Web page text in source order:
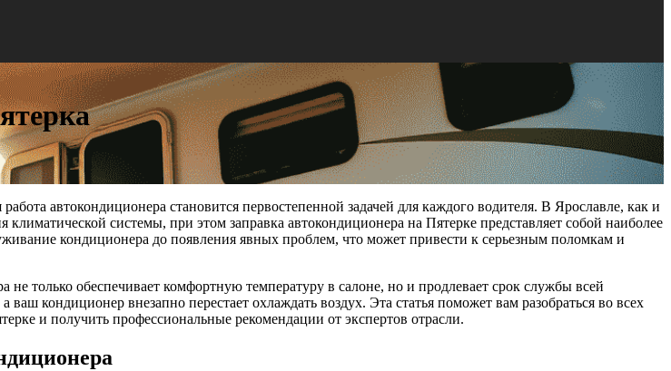
автокондиционера становится первостепенной задачей для каждого водителя. В Ярославле, как и
системы, при этом заправка автокондиционера на Пятерке представляет собой наиболее
кондиционера до появления явных проблем, что может привести к серьезным поломкам и
только обеспечивает комфортную температуру в салоне, но и продлевает срок службы всей
кондиционер внезапно перестает охлаждать воздух. Эта статья поможет вам разобраться во всех
и получить профессиональные рекомендации от экспертов отрасли.